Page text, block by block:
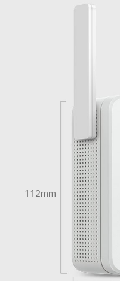
112mm